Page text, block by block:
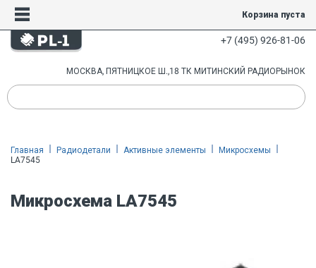
Корзина пуста
+7 (495) 926-81-06
МОСКВА, ПЯТНИЦКОЕ Ш.,18 ТК МИТИНСКИЙ РАДИОРЫНОК
Главная Радиодетали Активные элементы
Микросхемы
LA7545
Микросхема LA7545